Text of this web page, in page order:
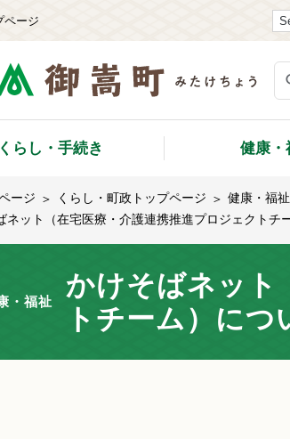
ページ
くらし・手続き 健康・
ージ くらし・町政トップページ 健康・福祉
ネット（在宅医療・介護連携推進プロジェクトチ
・福祉
かけそばネット
トチーム）につ